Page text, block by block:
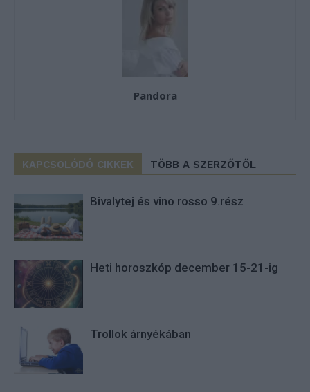
Pandora
KAPCSOLÓDÓ CIKKEK TÖBB A SZERZŐTŐL
Bivalytej és vino rosso 9.rész
Heti horoszkóp december 15-21-ig
Trollok árnyékában